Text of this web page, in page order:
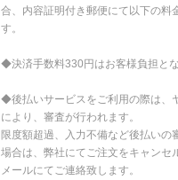
合、内容証明付き郵便にて以下の料
す。
◆決済手数料330円はお客様負担とな
◆後払いサービスをご利用の際は、
により、審査が行われます。
限度額超過、入力不備など後払いの
場合は、弊社にてご注文をキャンセ
メールにてご連絡致します。